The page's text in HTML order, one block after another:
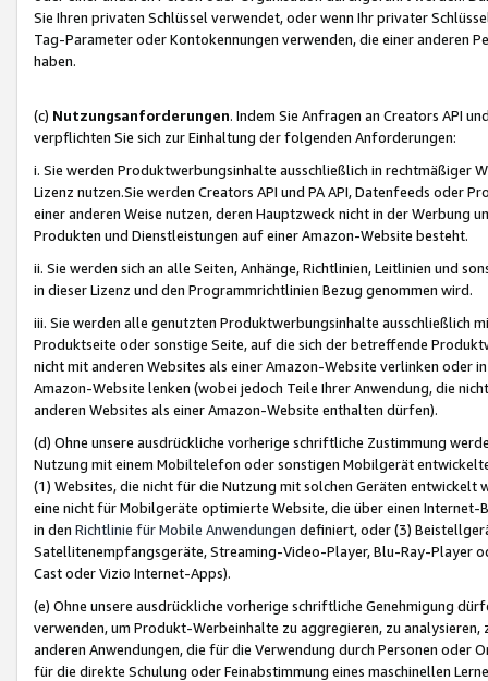
Sie Ihren privaten Schlüssel verwendet, oder wenn Ihr privater
Tag-Parameter oder Kontokennungen verwenden, die einer anderen
haben.
(c) Nutzungsanforderungen. Indem Sie Anfragen an Creators API
verpflichten Sie sich zur Einhaltung der folgenden Anforderungen:
i. Sie werden Produktwerbungsinhalte ausschließlich in rechtmäßiger
Lizenz nutzen.Sie werden Creators API und PA API, Datenfeeds oder
einer anderen Weise nutzen, deren Hauptzweck nicht in der Werbung
Produkten und Dienstleistungen auf einer Amazon-Website besteht.
ii. Sie werden sich an alle Seiten, Anhänge, Richtlinien, Leitlinien und
in dieser Lizenz und den Programmrichtlinien Bezug genommen wird.
iii. Sie werden alle genutzten Produktwerbungsinhalte ausschließlich
Produktseite oder sonstige Seite, auf die sich der betreffende
nicht mit anderen Websites als einer Amazon-Website verlinken oder
Amazon-Website lenken (wobei jedoch Teile Ihrer Anwendung, die
anderen Websites als einer Amazon-Website enthalten dürfen).
(d) Ohne unsere ausdrückliche vorherige schriftliche Zustimmung
Nutzung mit einem Mobiltelefon oder sonstigen Mobilgerät
(1) Websites, die nicht für die Nutzung mit solchen Geräten
eine nicht für Mobilgeräte optimierte Website, die über einen
in den Richtlinie für Mobile Anwendungen definiert, oder (3)
Satellitenempfangsgeräte, Streaming-Video-Player, Blu-Ray-Player
Cast oder Vizio Internet-Apps).
(e) Ohne unsere ausdrückliche vorherige schriftliche Genehmigung
verwenden, um Produkt-Werbeinhalte zu aggregieren, zu
anderen Anwendungen, die für die Verwendung durch Personen
für die direkte Schulung oder Feinabstimmung eines maschinellen